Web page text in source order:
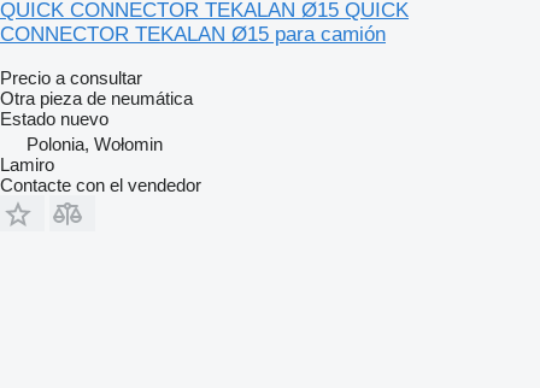
QUICK CONNECTOR TEKALAN Ø15 QUICK
CONNECTOR TEKALAN Ø15 para camión
Precio a consultar
Otra pieza de neumática
Estado nuevo
Polonia, Wołomin
Lamiro
Contacte con el vendedor